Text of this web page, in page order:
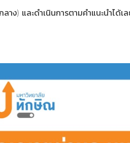
) และดำเนินการตามคำแนะนำได้เล